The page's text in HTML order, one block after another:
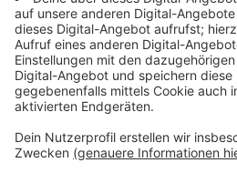
kommenden Jahr wieder einen
am Kloster Gerleve bei
Veranstalter des Open Air
Nordkirchen verschieben das
Konzert "Melodien am
Wunsch können Sie sich aber